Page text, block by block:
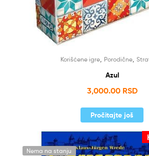
Korišćene igre Porodične
Azul
3,000.00 RSD
Pročitajte još
Nema na stanju